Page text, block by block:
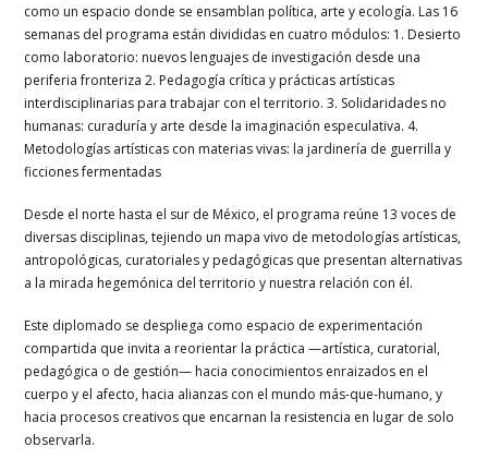
como un espacio donde se ensamblan política, arte y ecología. Las 16
semanas del programa están divididas en cuatro módulos: 1. Desierto
como laboratorio: nuevos lenguajes de investigación desde una
periferia fronteriza 2. Pedagogía crítica y prácticas artísticas
interdisciplinarias para trabajar con el territorio. 3. Solidaridades no
humanas: curaduría y arte desde la imaginación especulativa. 4.
Metodologías artísticas con materias vivas: la jardinería de guerrilla y
ficciones fermentadas
Desde el norte hasta el sur de México, el programa reúne 13 voces de
diversas disciplinas, tejiendo un mapa vivo de metodologías artísticas,
antropológicas, curatoriales y pedagógicas que presentan alternativas
a la mirada hegemónica del territorio y nuestra relación con él.
Este diplomado se despliega como espacio de experimentación
compartida que invita a reorientar la práctica —artística, curatorial,
pedagógica o de gestión— hacia conocimientos enraizados en el
cuerpo y el afecto, hacia alianzas con el mundo más-que-humano, y
hacia procesos creativos que encarnan la resistencia en lugar de solo
observarla.